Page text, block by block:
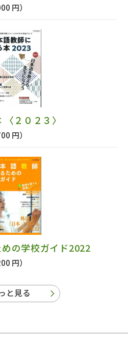
円）
２０２３〉
円）
の学校ガイド2022
円）
と見る